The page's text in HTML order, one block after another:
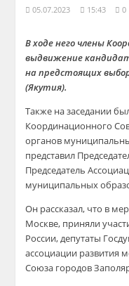
05.07.2023 15:43 0
В ходе него члены
выдвижение
на предстоящих
(Якутия).
Также на заседании
Координационного
органов
представил
Председатель
муниципальных
Он рассказал, что в
Москве, приняли
России, депутаты
ассоциации развития
Союза городов